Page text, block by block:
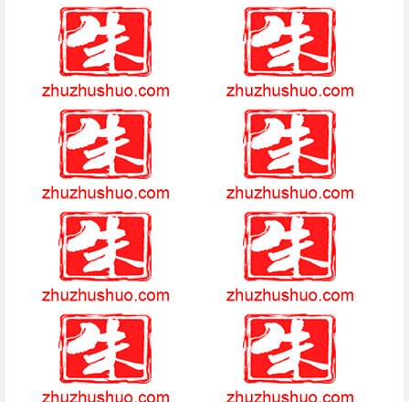
(2025-3-24热点)-少班主熬出头
了？郭德纲高调宣布，郭麒麟是
德云社唯一继承人
怪物领域下拉式
暗夜突围官方简介 爱丽丝疯狂回归
暗黑2单机技巧大全攻略 (4) 阿兹特克的神圣历